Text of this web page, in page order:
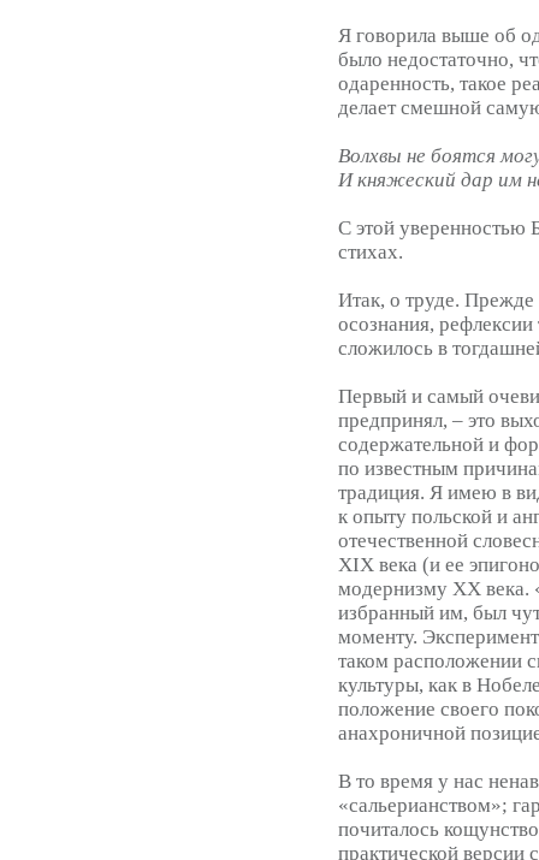
Я говорила выше об
было недостаточно,
одаренность, такое
делает смешной
Волхвы не боятся
И княжеский дар им
С этой уверенностью
стихах.
Итак, о труде. Прежде
осознания,
сложилось в
Первый и самый
предпринял, – это
содержательной и
по известным
традиция. Я имею в
к опыту польской и
отечественной
XIX века (и ее
модернизму XX века.
избранный им, был
моменту.
таком расположении
культуры, как в
положение своего
анахроничной
В то время у нас
«сальерианством»;
почиталось
практической версии